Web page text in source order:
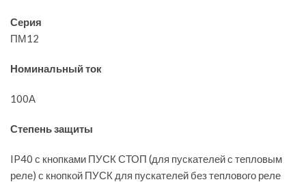
Серия
ПМ12
Номинальный ток
100А
Степень защиты
IP40 с кнопками ПУСК СТОП (для пускателей с тепловым
реле) с кнопкой ПУСК для пускателей без теплового реле